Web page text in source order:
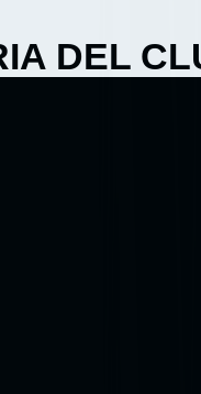
DEL